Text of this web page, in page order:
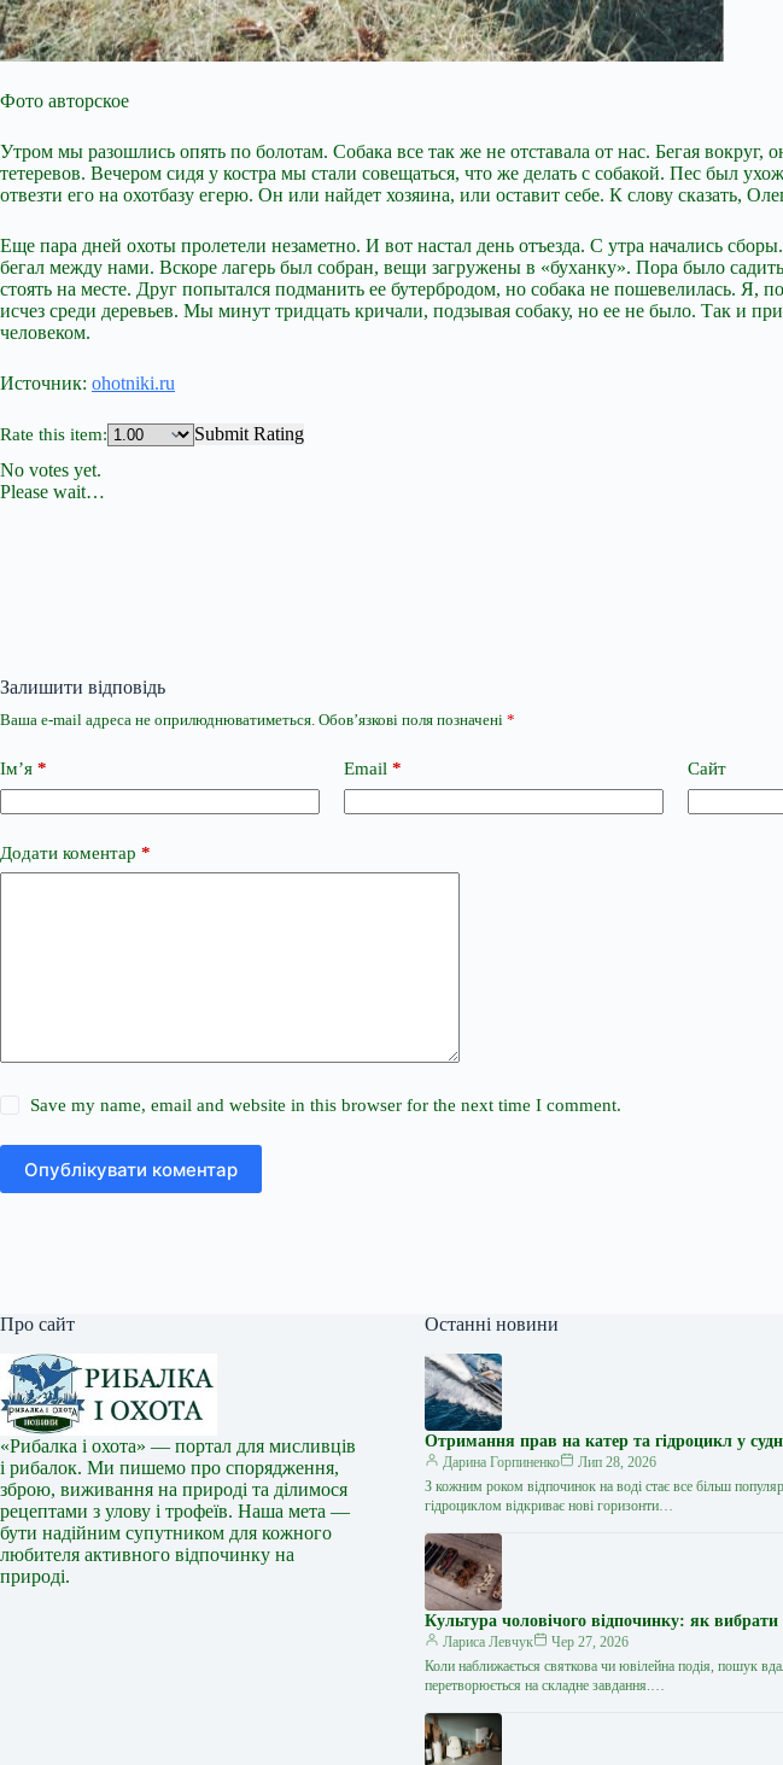
Фото авторское
Утром мы разошлись опять по болотам. Собака все так же не отставала от нас. Бегая
тетеревов. Вечером сидя у костра мы стали совещаться, что же делать с собакой. Пес был
отвезти его на охотбазу егерю. Он или найдет хозяина, или оставит себе. К слову сказать,
Еще пара дней охоты пролетели незаметно. И вот настал день отъезда. С утра начались
бегал между нами. Вскоре лагерь был собран, вещи загружены в «буханку». Пора было
стоять на месте. Друг попытался подманить ее бутербродом, но собака не пошевелилась. Я,
исчез среди деревьев. Мы минут тридцать кричали, подзывая собаку, но ее не было. Так и
человеком.
Источник: ohotniki.ru
Rate this item:
Submit Rating
No votes yet.
Please wait…
Залишити відповідь
Ваша e-mail адреса не оприлюднюватиметься. Обов’язкові поля позначені *
Ім’я * Email * Сайт
Додати коментар *
Save my name, email and website in this browser for the next time I comment.
Опублікувати коментар
Про сайт
«Рибалка і охота» — портал для мисливців
і рибалок. Ми пишемо про спорядження,
зброю, виживання на природі та ділимося
рецептами з улову і трофеїв. Наша мета —
бути надійним супутником для кожного
любителя активного відпочинку на
природі.
Останні новини
Отримання прав на катер та гідроцикл у
Дарина Горпиненко
Лип 28, 2026
З кожним роком відпочинок на воді стає все більш
гідроциклом відкриває нові горизонти…
Культура чоловічого відпочинку: як
Лариса Левчук
Чер 27, 2026
Коли наближається святкова чи ювілейна подія, пошук
перетворюється на складне завдання.…